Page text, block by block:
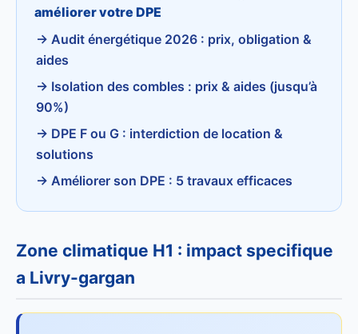
améliorer votre DPE
→ Audit énergétique 2026 : prix, obligation &
aides
→ Isolation des combles : prix & aides (jusqu’à
90%)
→ DPE F ou G : interdiction de location &
solutions
→ Améliorer son DPE : 5 travaux efficaces
Zone climatique H1 : impact specifique
a Livry-gargan